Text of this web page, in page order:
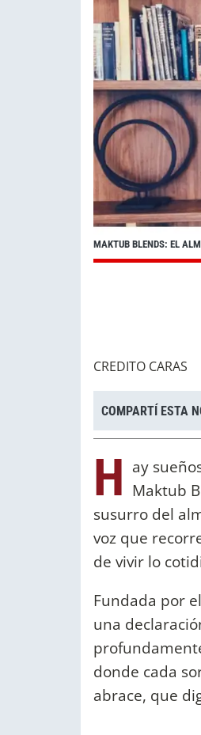
MAKTUB BLENDS: EL
CREDITO CARAS
COMPARTÍ ESTA
H ay
Maktub
susurro del
voz que
de vivir lo
Fundada por
una
donde cada
abrace, que